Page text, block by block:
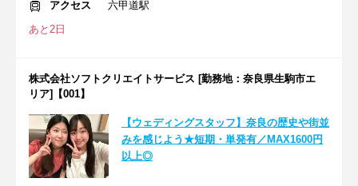
アクセス
六甲道駅
あと2日
株式会社ソフトクリエイトサービス [勤務地：奈良県生駒市エ
リア]【001】
【ウェディングスタッフ】奈良の歴史や街並
みを感じよう★短期・単発有／MAX1600円
以上◎